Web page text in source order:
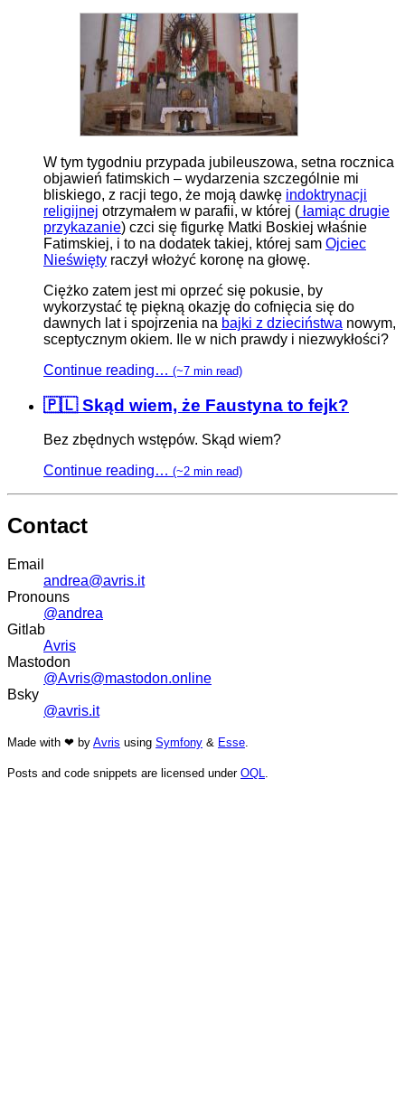
W tym tygodniu przypada jubileuszowa, setna rocznica
objawień fatimskich – wydarzenia szczególnie mi
bliskiego, z racji tego, że moją dawkę indoktrynacji
religijnej otrzymałem w parafii, w której ( łamiąc drugie
przykazanie) czci się figurkę Matki Boskiej właśnie
Fatimskiej, i to na dodatek takiej, której sam Ojciec
Nieświęty raczył włożyć koronę na głowę.
Ciężko zatem jest mi oprzeć się pokusie, by
wykorzystać tę piękną okazję do cofnięcia się do
dawnych lat i spojrzenia na bajki z dzieciństwa nowym,
sceptycznym okiem. Ile w nich prawdy i niezwykłości?
Continue reading… (~7 min read)
🇵🇱 Skąd wiem, że Faustyna to fejk?
Bez zbędnych wstępów. Skąd wiem?
Continue reading… (~2 min read)
Contact
Email
andrea@avris.it
Pronouns
@andrea
Gitlab
Avris
Mastodon
@Avris@mastodon.online
Bsky
@avris.it
Made with ❤ by Avris using Symfony & Esse.
Posts and code snippets are licensed under OQL.